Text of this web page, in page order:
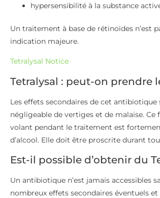
hypersensibilité à la substance
Un traitement à base de rétinoïdes n’est
indication majeure.
Tetralysal Notice
Tetralysal : peut-on prendre
Les effets secondaires de cet
négligeable de vertiges et de malaise.
volant pendant le traitement est
d’alcool. Elle doit être proscrite durant
Est-il possible d’obtenir du
Un antibiotique n’est jamais accessibles
nombreux effets secondaires éventuels